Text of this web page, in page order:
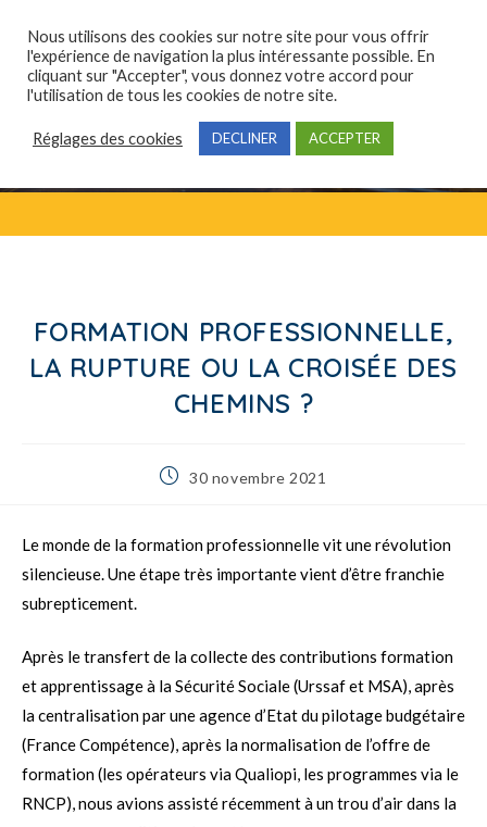
FORMATION PROFESSIONNELLE,
LA RUPTURE OU LA CROISÉE DES
CHEMINS ?
30 novembre 2021
Le monde de la formation professionnelle vit une révolution
silencieuse. Une étape très importante vient d’être franchie
subrepticement.
Après le transfert de la collecte des contributions formation
et apprentissage à la Sécurité Sociale (Urssaf et MSA), après
la centralisation par une agence d’Etat du pilotage budgétaire
(France Compétence), après la normalisation de l’offre de
formation (les opérateurs via Qualiopi, les programmes via le
RNCP), nous avions assisté récemment à un trou d’air dans la
Nous utilisons des cookies sur notre site pour vous offrir
l'expérience de navigation la plus intéressante possible. En
cliquant sur "Accepter", vous donnez votre accord pour
l'utilisation de tous les cookies de notre site.
Réglages des cookies DECLINER ACCEPTER